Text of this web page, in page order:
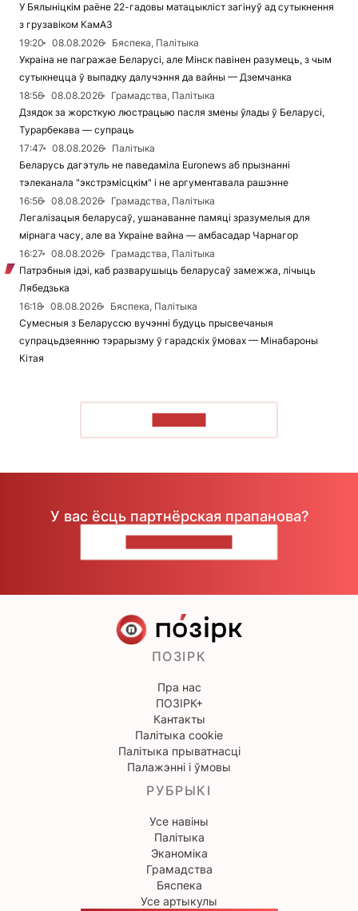
У Бялыніцкім раёне 22-гадовы матацыкліст загінуў ад сутыкнення
з грузавіком КамАЗ
19:20
08.08.2026
Бяспека, Палітыка
Украіна не пагражае Беларусі, але Мінск павінен разумець, з чым
сутыкнецца ў выпадку далучэння да вайны — Дземчанка
18:56
08.08.2026
Грамадства, Палітыка
Дзядок за жорсткую люстрацыю пасля змены ўлады ў Беларусі,
Турарбекава — супраць
17:47
08.08.2026
Палітыка
Беларусь дагэтуль не паведаміла Euronews аб прызнанні
тэлеканала "экстрэмісцкім" і не аргументавала рашэнне
16:56
08.08.2026
Грамадства, Палітыка
Легалізацыя беларусаў, ушанаванне памяці зразумелыя для
мірнага часу, але ва Украіне вайна — амбасадар Чарнагор
16:27
08.08.2026
Грамадства, Палітыка
Патрэбныя ідэі, каб разварушыць беларусаў замежжа, лічыць
Лябедзька
16:18
08.08.2026
Бяспека, Палітыка
Сумесныя з Беларуссю вучэнні будуць прысвечаныя
супрацьдзеянню тэрарызму ў гарадскіх ўмовах — Мінабароны
Кітая
У вас ёсць партнёрская прапанова?
ПОЗІРК
Пра нас
ПОЗІРК+
Кантакты
Палітыка cookie
Палітыка прыватнасці
Палажэнні і ўмовы
РУБРЫКІ
Усе навіны
Палітыка
Эканоміка
Грамадства
Бяспека
Усе артыкулы